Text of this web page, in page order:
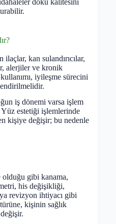
doku kalitesini
kan sulandırıcılar,
alerjiler ve kronik
iyileşme sürecini
iş dönemi varsa işlem
Yüz estetiği işlemlerinde
kişiye değişir; bu nedenle
gibi kanama,
his değişikliği,
revizyon ihtiyacı gibi
kişinin sağlık